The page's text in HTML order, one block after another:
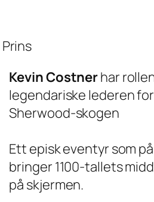
Kevin Costnerhar
legendariske lederen
Sherwood-skogen
Ett episk eventyr som
bringer 1100-tallets
på skjermen.